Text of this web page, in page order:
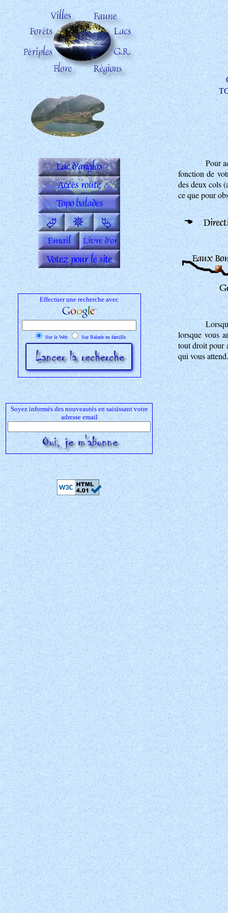
Effectuer une recherche avec
Sur le Web Sur Balade en famille
Soyez informés des nouveautés en saisissant votre
adresse email
Pour
fonction de
des deux cols
ce que pour
lorsque vous
tout droit pour
qui vous attend.